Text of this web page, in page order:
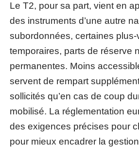
Le T2, pour sa part, vient en
des instruments d’une autre
subordonnées, certaines plus-
temporaires, parts de réserve
permanentes. Moins
servent de rempart
sollicités qu’en cas de coup
mobilisé. La réglementation
des exigences précises pour
pour mieux encadrer la